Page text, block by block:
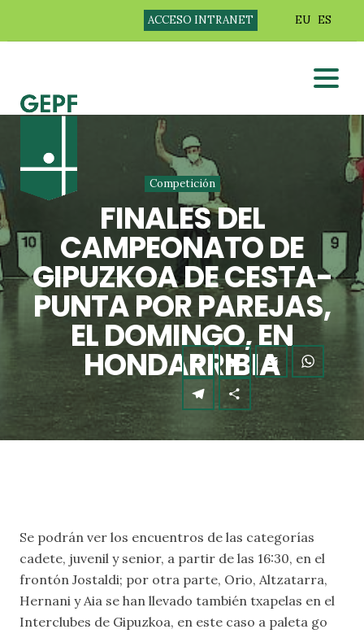
ACCESO INTRANET EU ES
Competición
FINALES DEL
CAMPEONATO DE
GIPUZKOA DE CESTA-
PUNTA POR PAREJAS,
EL DOMINGO, EN
HONDARRIBIA
Se podrán ver los encuentros de las categorías
cadete, juvenil y senior, a partir de las 16:30, en el
frontón Jostaldi; por otra parte, Orio, Altzatarra,
Hernani y Aia se han llevado también txapelas en el
Interclubes de Gipuzkoa, en este caso a paleta go